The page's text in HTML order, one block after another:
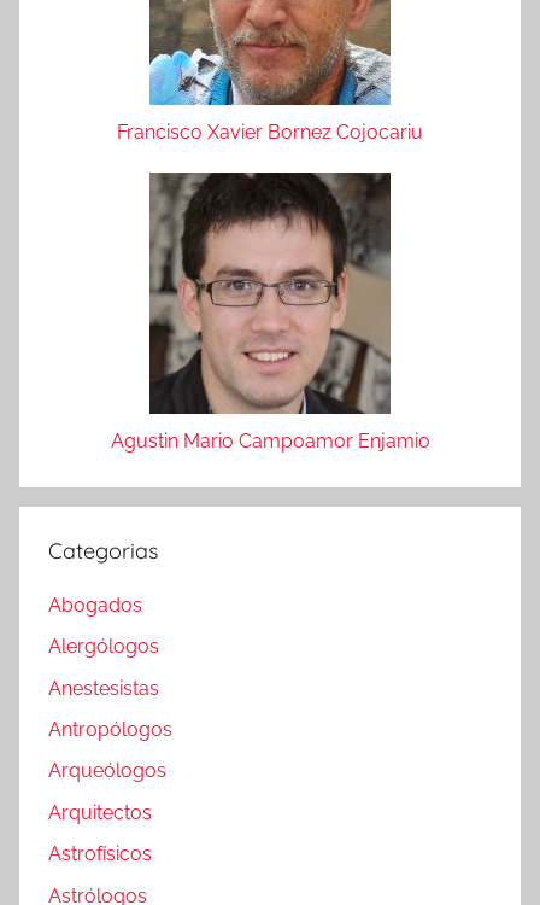
Francisco Xavier Bornez Cojocariu
Agustin Mario Campoamor Enjamio
Categorias
Abogados
Alergólogos
Anestesistas
Antropólogos
Arqueólogos
Arquitectos
Astrofísicos
Astrólogos